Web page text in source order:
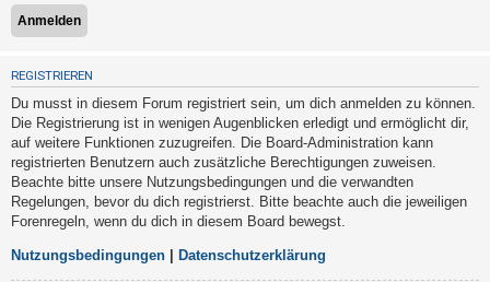
i
s
t
r
i
e
r
e
n
REGISTRIEREN
Du musst in diesem Forum registriert sein, um dich anmelden zu können.
Die Registrierung ist in wenigen Augenblicken erledigt und ermöglicht dir,
auf weitere Funktionen zuzugreifen. Die Board-Administration kann
registrierten Benutzern auch zusätzliche Berechtigungen zuweisen.
Beachte bitte unsere Nutzungsbedingungen und die verwandten
Regelungen, bevor du dich registrierst. Bitte beachte auch die jeweiligen
Forenregeln, wenn du dich in diesem Board bewegst.
Nutzungsbedingungen Datenschutzerklärung